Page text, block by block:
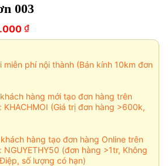
003
₫.
₫Giá
hiện
1.999.000 ₫.
miễn phí nội thành (Bán kính 10km đơn
hàng mới tạo đơn hàng trên
(Giá trị đơn hàng >600k,
hàng tạo đơn hàng Online trên
(đơn hàng >1tr, Không
số lượng có hạn)